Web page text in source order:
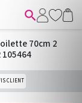

70cm 2
105464
CLIENT